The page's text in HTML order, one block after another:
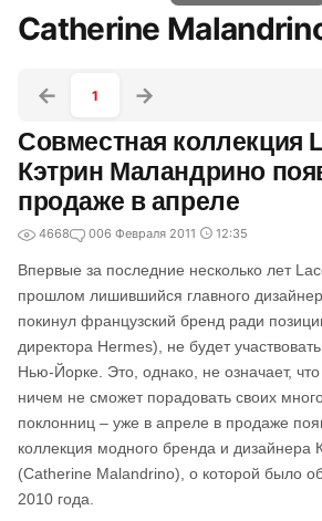
Catherine
1
Совместная коллекция
Кэтрин Маландрино
продаже в апреле
4668 006 Февраля 2011 12:35
Впервые за последние несколько лет
прошлом лишившийся главного
покинул французский бренд ради
директора Hermes), не будет
Нью-Йорке. Это, однако, не означает,
ничем не сможет порадовать своих
поклонниц – уже в апреле в продаже
коллекция модного бренда и дизайнера
(Catherine Malandrino), о которой было
2010 года.